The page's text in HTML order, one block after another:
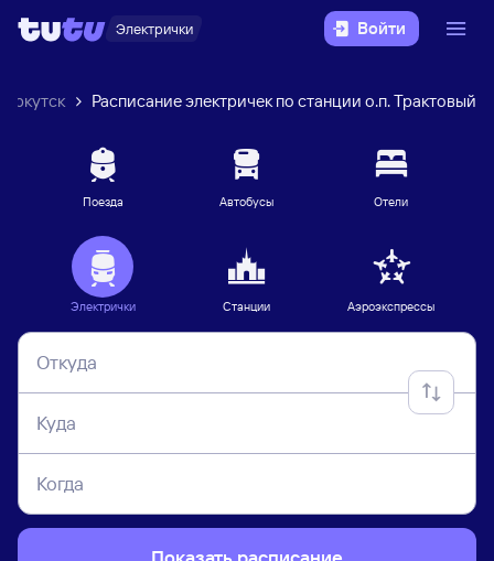
Электрички Войти
Иркутск Расписание электричек по станции о.п. Трактовый
Поезда Автобусы Отели
Электрички Станции Аэроэкспрессы
Откуда
Куда
Когда